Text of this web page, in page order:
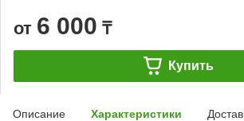
от 6 000 ₸
Купить
Описание Характеристики